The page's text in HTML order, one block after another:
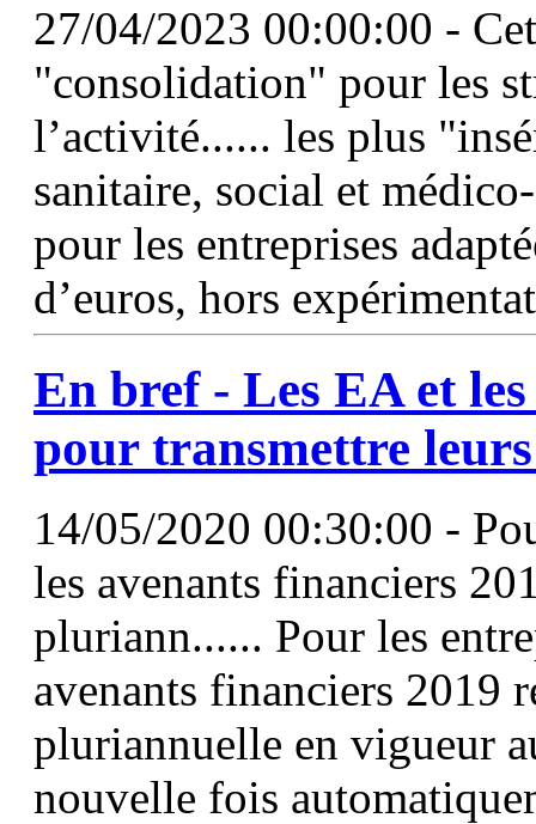
27/04/2023 00:00:00 -
"consolidation" pour les
l’activité...... les plus
sanitaire, social et
pour les entreprises
d’euros, hors
En bref - Les EAet les
pour transmettre
14/05/2020 00:30:00 -
les avenants financiers
pluriann...... Pour les
avenants financiers 2019
pluriannuelle en vigueur
nouvelle fois